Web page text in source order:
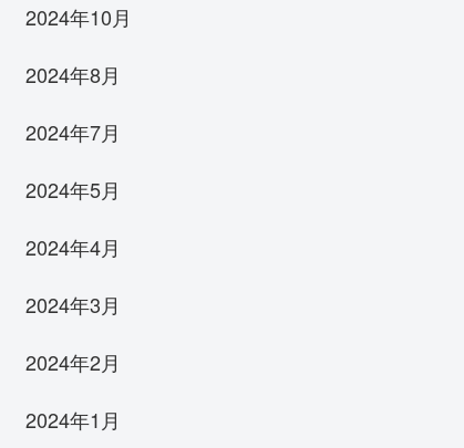
2024年10月
2024年8月
2024年7月
2024年5月
2024年4月
2024年3月
2024年2月
2024年1月